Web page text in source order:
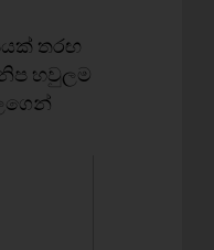
තරඟ
හවුලම